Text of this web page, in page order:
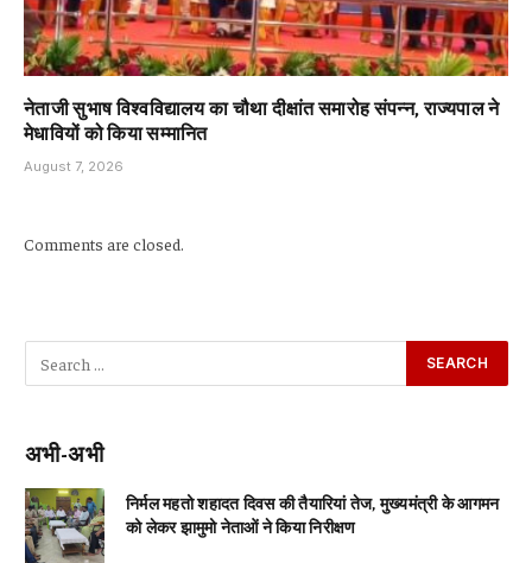
नेताजी सुभाष विश्वविद्यालय का चौथा दीक्षांत समारोह संपन्न, राज्यपाल ने
मेधावियों को किया सम्मानित
August 7, 2026
Comments are closed.
अभी-अभी
निर्मल महतो शहादत दिवस की तैयारियां तेज, मुख्यमंत्री के आगमन
को लेकर झामुमो नेताओं ने किया निरीक्षण